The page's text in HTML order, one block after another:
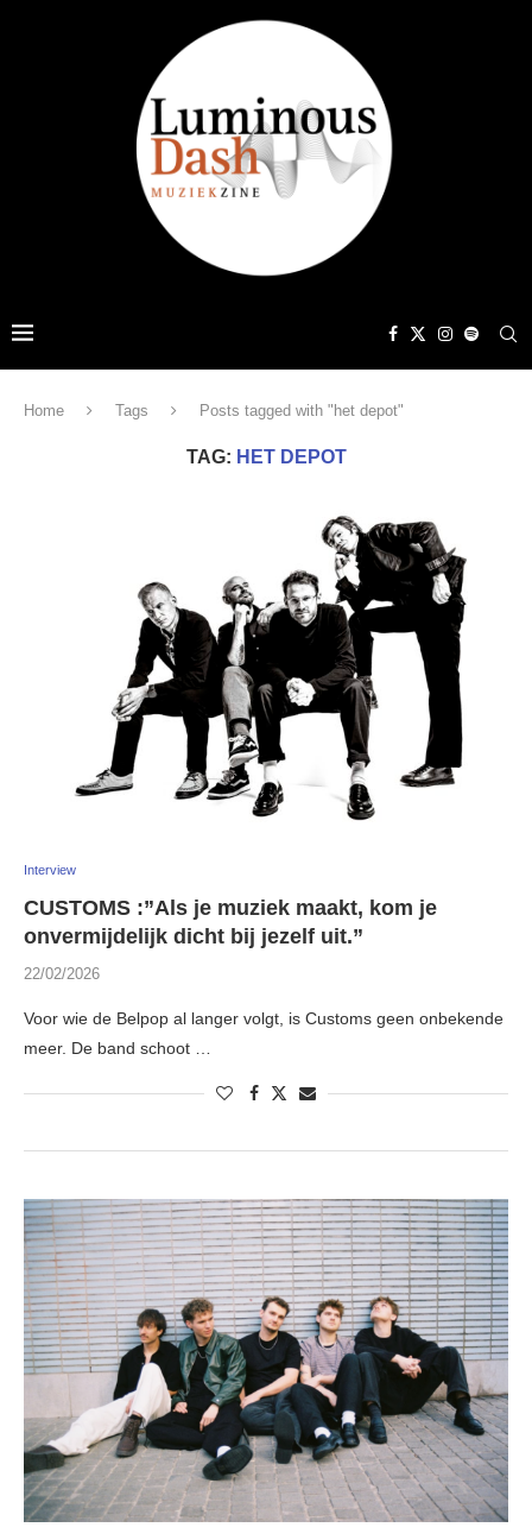
Home Tags Posts tagged with "het depot"
TAG: HET DEPOT
Interview
CUSTOMS :”Als je muziek maakt, kom je
onvermijdelijk dicht bij jezelf uit.”
22/02/2026
Voor wie de Belpop al langer volgt, is Customs geen onbekende
meer. De band schoot …